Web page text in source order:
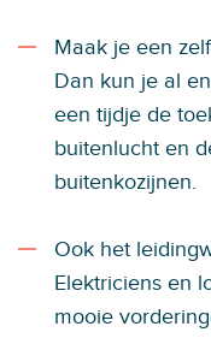
Maak je een
Dan kun je al
een tijdje de
buitenlucht en
buitenkozijnen.
Ook het
Elektriciens en
mooie